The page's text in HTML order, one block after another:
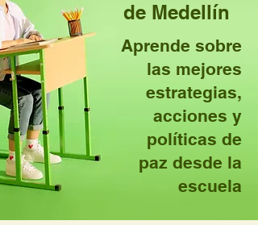
de Medellín
Aprende sobre
las mejores
estrategias,
acciones y
políticas de
paz desde la
escuela